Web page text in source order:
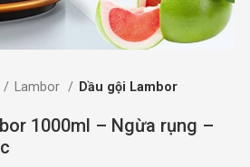
Lambor Dầu gội Lambor
1000ml – Ngừa rụng –